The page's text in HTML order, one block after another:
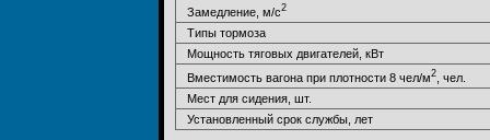
Замедление, м/с2
Типы тормоза
Мощность тяговых двигателей, кВт
Вместимость вагона при плотности 8 чел/м2 , чел.
Мест для сидения, шт.
Установленный срок службы, лет